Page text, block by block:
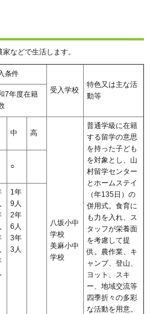
などで生活します。
条件
受入学校
特色又は主な活
動等
7年度在籍
中 高
八坂小中
学校
美麻小中
学校
普通学級に在籍
する留学の意思
を持った子ども
を対象とし、山
村留学センター
とホームステイ
（年135日）の
併用式。食育に
も力を入れ、ス
タッフが栄養面
を考慮して提
供。農作業、キ
ャンプ、登山、
ヨット、スキ
ー、地域交流等
四季折々の多彩
な活動を用意。
○
1年
9人
2年
6人
3年
3人